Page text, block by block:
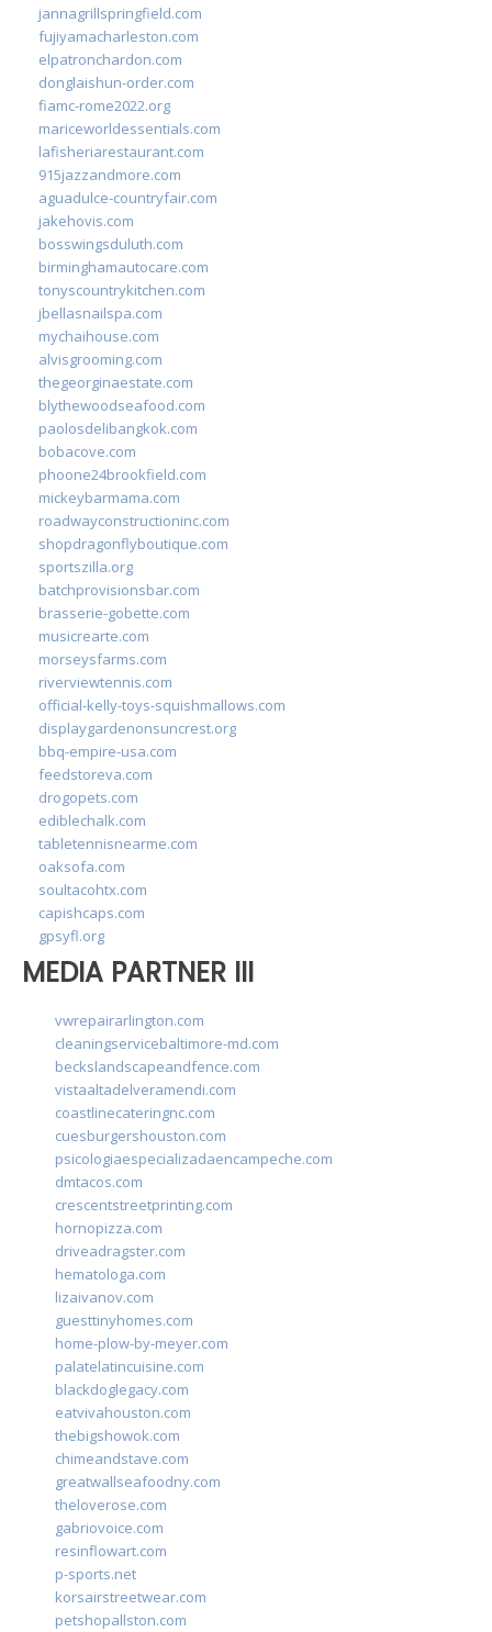
jannagrillspringfield.com
fujiyamacharleston.com
elpatronchardon.com
donglaishun-order.com
fiamc-rome2022.org
mariceworldessentials.com
lafisheriarestaurant.com
915jazzandmore.com
aguadulce-countryfair.com
jakehovis.com
bosswingsduluth.com
birminghamautocare.com
tonyscountrykitchen.com
jbellasnailspa.com
mychaihouse.com
alvisgrooming.com
thegeorginaestate.com
blythewoodseafood.com
paolosdelibangkok.com
bobacove.com
phoone24brookfield.com
mickeybarmama.com
roadwayconstructioninc.com
shopdragonflyboutique.com
sportszilla.org
batchprovisionsbar.com
brasserie-gobette.com
musicrearte.com
morseysfarms.com
riverviewtennis.com
official-kelly-toys-squishmallows.com
displaygardenonsuncrest.org
bbq-empire-usa.com
feedstoreva.com
drogopets.com
ediblechalk.com
tabletennisnearme.com
oaksofa.com
soultacohtx.com
capishcaps.com
gpsyfl.org
MEDIA PARTNER III
vwrepairarlington.com
cleaningservicebaltimore-md.com
beckslandscapeandfence.com
vistaaltadelveramendi.com
coastlinecateringnc.com
cuesburgershouston.com
psicologiaespecializadaencampeche.com
dmtacos.com
crescentstreetprinting.com
hornopizza.com
driveadragster.com
hematologa.com
lizaivanov.com
guesttinyhomes.com
home-plow-by-meyer.com
palatelatincuisine.com
blackdoglegacy.com
eatvivahouston.com
thebigshowok.com
chimeandstave.com
greatwallseafoodny.com
theloverose.com
gabriovoice.com
resinflowart.com
p-sports.net
korsairstreetwear.com
petshopallston.com